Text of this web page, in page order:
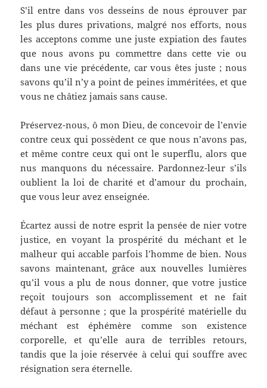
S’il entre dans vos desseins de nous éprouver par
les plus dures privations, malgré nos efforts, nous
les acceptons comme une juste expiation des fautes
que nous avons pu commettre dans cette vie ou
dans une vie précédente, car vous êtes juste ; nous
savons qu’il n’y a point de peines imméritées, et que
vous ne châtiez jamais sans cause.
Préservez-nous, ô mon Dieu, de concevoir de l’envie
contre ceux qui possèdent ce que nous n’avons pas,
et même contre ceux qui ont le superflu, alors que
nus manquons du nécessaire. Pardonnez-leur s’ils
oublient la loi de charité et d’amour du prochain,
que vous leur avez enseignée.
Écartez aussi de notre esprit la pensée de nier votre
justice, en voyant la prospérité du méchant et le
malheur qui accable parfois l’homme de bien. Nous
savons maintenant, grâce aux nouvelles lumières
qu’il vous a plu de nous donner, que votre justice
reçoit toujours son accomplissement et ne fait
défaut à personne ; que la prospérité matérielle du
méchant est éphémère comme son existence
corporelle, et qu’elle aura de terribles retours,
tandis que la joie réservée à celui qui souffre avec
résignation sera éternelle.